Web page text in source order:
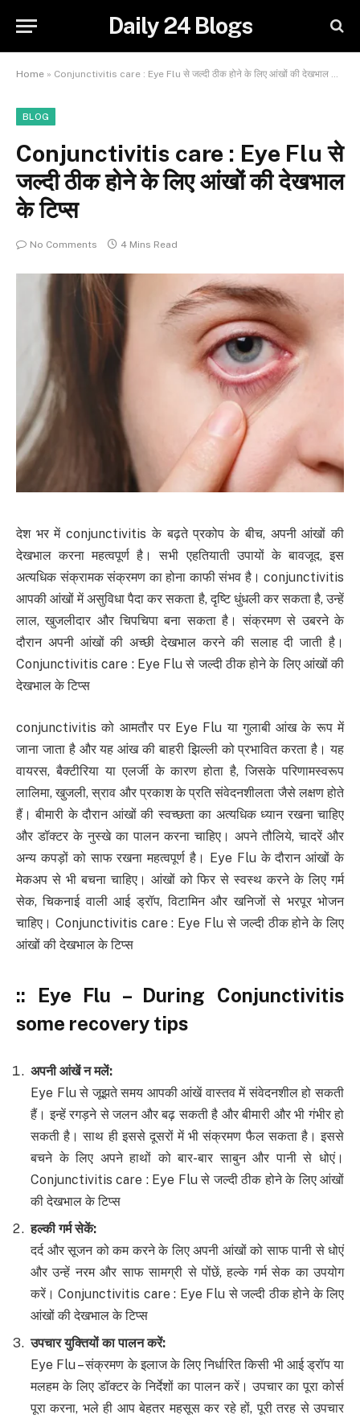
Daily 24 Blogs
Home » Conjunctivitis care : Eye Flu से जल्दी ठीक होने के लिए आंखों की देखभाल के टिप्स
BLOG
Conjunctivitis care : Eye Flu से
जल्दी ठीक होने के लिए आंखों की देखभाल
के टिप्स
No Comments 4 Mins Read
देश भर में conjunctivitis के बढ़ते प्रकोप के बीच, अपनी आंखों की
देखभाल करना महत्वपूर्ण है। सभी एहतियाती उपायों के बावजूद, इस
अत्यधिक संक्रामक संक्रमण का होना काफी संभव है। conjunctivitis
आपकी आंखों में असुविधा पैदा कर सकता है, दृष्टि धुंधली कर सकता है, उन्हें
लाल, खुजलीदार और चिपचिपा बना सकता है। संक्रमण से उबरने के
दौरान अपनी आंखों की अच्छी देखभाल करने की सलाह दी जाती है।
Conjunctivitis care : Eye Flu से जल्दी ठीक होने के लिए आंखों की
देखभाल के टिप्स
conjunctivitis को आमतौर पर Eye Flu या गुलाबी आंख के रूप में
जाना जाता है और यह आंख की बाहरी झिल्ली को प्रभावित करता है। यह
वायरस, बैक्टीरिया या एलर्जी के कारण होता है, जिसके परिणामस्वरूप
लालिमा, खुजली, स्राव और प्रकाश के प्रति संवेदनशीलता जैसे लक्षण होते
हैं। बीमारी के दौरान आंखों की स्वच्छता का अत्यधिक ध्यान रखना चाहिए
और डॉक्टर के नुस्खे का पालन करना चाहिए। अपने तौलिये, चादरें और
अन्य कपड़ों को साफ रखना महत्वपूर्ण है। Eye Flu के दौरान आंखों के
मेकअप से भी बचना चाहिए। आंखों को फिर से स्वस्थ करने के लिए गर्म
सेक, चिकनाई वाली आई ड्रॉप, विटामिन और खनिजों से भरपूर भोजन
चाहिए। Conjunctivitis care : Eye Flu से जल्दी ठीक होने के लिए
आंखों की देखभाल के टिप्स
:: Eye Flu – During Conjunctivitis
some recovery tips
अपनी आंखें न मलें:
Eye Flu से जूझते समय आपकी आंखें वास्तव में संवेदनशील हो सकती
हैं। इन्हें रगड़ने से जलन और बढ़ सकती है और बीमारी और भी गंभीर हो
सकती है। साथ ही इससे दूसरों में भी संक्रमण फैल सकता है। इससे
बचने के लिए अपने हाथों को बार-बार साबुन और पानी से धोएं।
Conjunctivitis care : Eye Flu से जल्दी ठीक होने के लिए आंखों
की देखभाल के टिप्स
हल्की गर्म सेकें:
दर्द और सूजन को कम करने के लिए अपनी आंखों को साफ पानी से धोएं
और उन्हें नरम और साफ सामग्री से पोंछें, हल्के गर्म सेक का उपयोग
करें। Conjunctivitis care : Eye Flu से जल्दी ठीक होने के लिए
आंखों की देखभाल के टिप्स
उपचार युक्तियों का पालन करें:
Eye Flu – संक्रमण के इलाज के लिए निर्धारित किसी भी आई ड्रॉप या
मलहम के लिए डॉक्टर के निर्देशों का पालन करें। उपचार का पूरा कोर्स
पूरा करना, भले ही आप बेहतर महसूस कर रहे हों, पूरी तरह से उपचार